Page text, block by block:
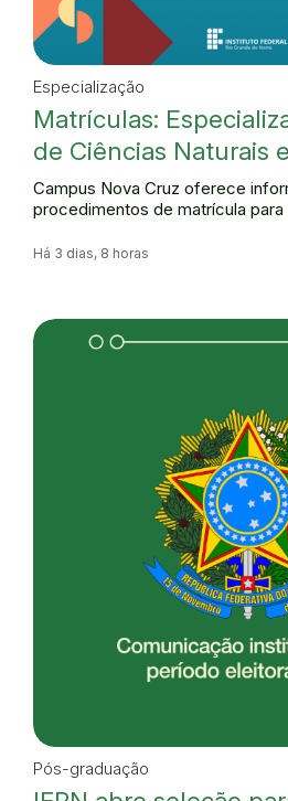
Especialização
Matrículas:
de Ciências Naturais
Campus Nova Cruz oferece
procedimentos de matrícula
Há 3 dias, 8 horas
Pós-graduação